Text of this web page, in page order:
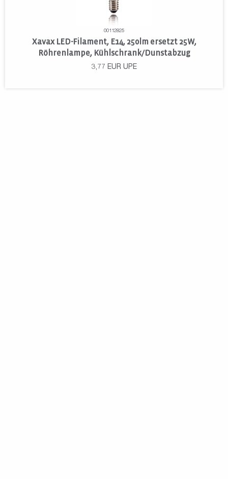
00112825
Xavax LED-Filament, E14, 250lm ersetzt 25W,
Röhrenlampe, Kühlschrank/Dunstabzug
3,77 EUR UPE